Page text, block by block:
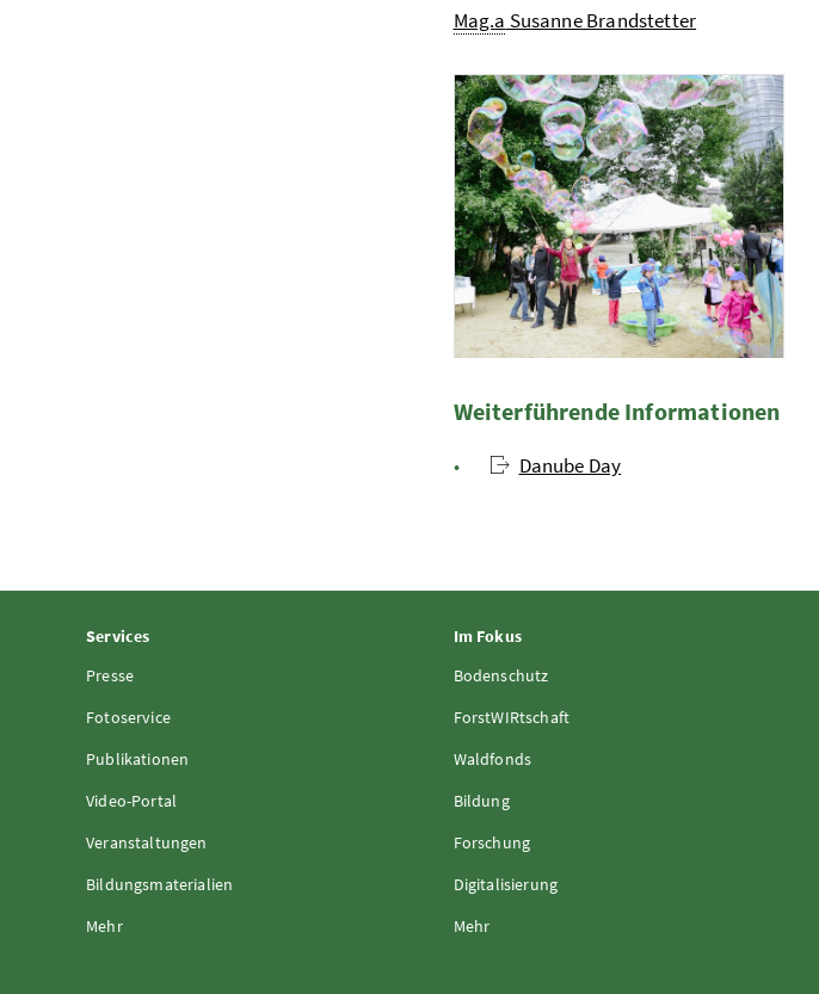
Mag.a Susanne Brandstetter
Weiterführende Informationen
Danube Day
Services
Presse
Fotoservice
Publikationen
Video-Portal
Veranstaltungen
Bildungsmaterialien
Mehr
Im Fokus
Bodenschutz
ForstWIRtschaft
Waldfonds
Bildung
Forschung
Digitalisierung
Mehr